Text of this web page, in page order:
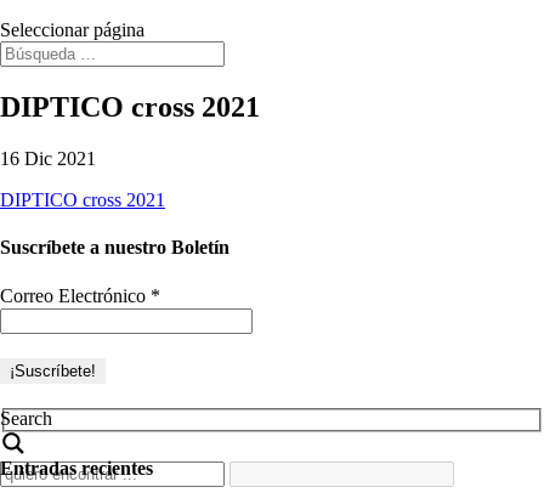
Seleccionar página
DIPTICO cross 2021
16 Dic 2021
DIPTICO cross 2021
Suscríbete a nuestro Boletín
Correo Electrónico *
Search
Entradas recientes